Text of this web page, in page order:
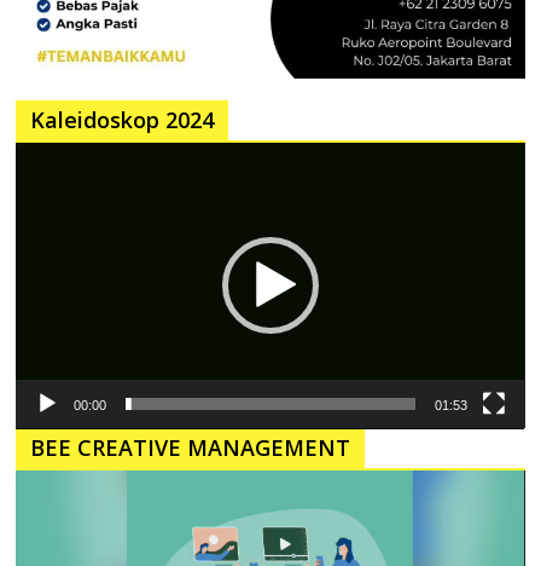
Kaleidoskop 2024
00:00 01:53
BEE CREATIVE MANAGEMENT